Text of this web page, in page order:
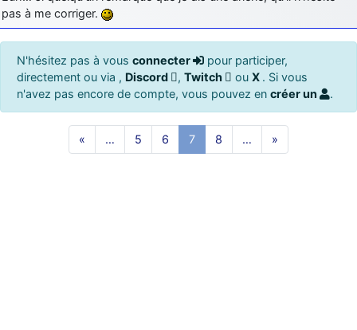
pas à me corriger.
N'hésitez pas à vous connecter
pour participer,
directement ou via , Discord , Twitch ou X . Si vous
n'avez pas encore de compte, vous pouvez en créer un .
« … 5 6 7 8 … »